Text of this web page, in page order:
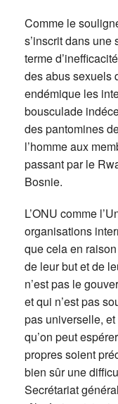
Comme le
s’inscrit dans une
terme
des abus sexuels
endémique les
bousculade
des pantomines
l’homme aux
passant par le
Bosnie.
L’ONU comme
organisations
que cela en
de leur but et de
n’est pas le
et qui n’est pas
pas universelle, et
qu’on peut
propres soient
bien sûr une
Secrétariat